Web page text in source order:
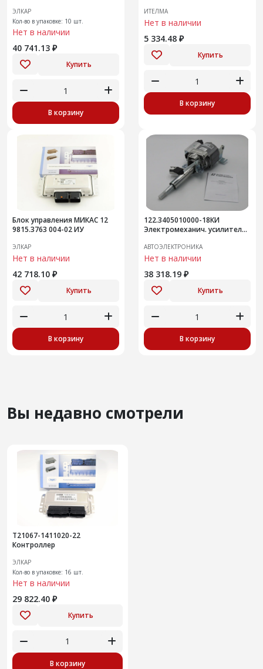
ЭЛКАР
Кол-во в упаковке: 10 шт.
Нет в наличии
40 741.13 ₽
Купить
В корзину
ИТЕЛМА
Нет в наличии
5 334.48 ₽
Купить
В корзину
Блок управления МИКАС 12
9815.3763 004-02 ИУ
ЭЛКАР
Нет в наличии
42 718.10 ₽
Купить
В корзину
122.3405010000-18КИ
Электромеханич. усилитель
122.3405010000-06/07
АВТОЭЛЕКТРОНИКА
Нет в наличии
38 318.19 ₽
Купить
В корзину
Вы недавно смотрели
T21067-1411020-22
Контроллер
ЭЛКАР
Кол-во в упаковке: 16 шт.
Нет в наличии
29 822.40 ₽
Купить
В корзину